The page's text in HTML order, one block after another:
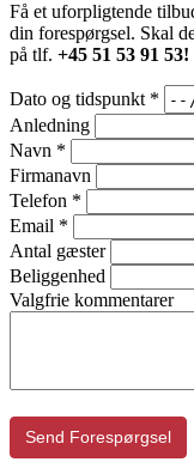
Få et uforpligtende
din forespørgsel. Skal
på tlf. +45 51 53 91 53!
Dato og tidspunkt *
Anledning
Navn *
Firmanavn
Telefon *
Email *
Antal gæster
Beliggenhed
Valgfrie kommentarer
Send Forespørgsel